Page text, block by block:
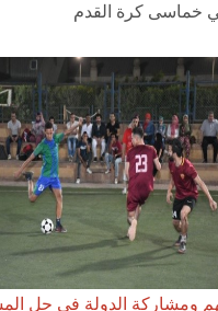
خماسى كرة القدم